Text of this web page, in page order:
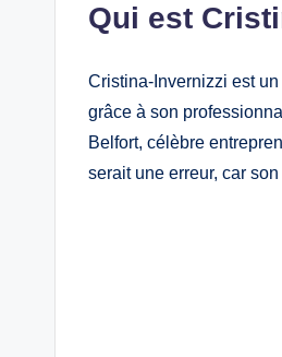
Qui est
Cristina-Invernizzi est
grâce à son
Belfort, célèbre
serait une erreur, car